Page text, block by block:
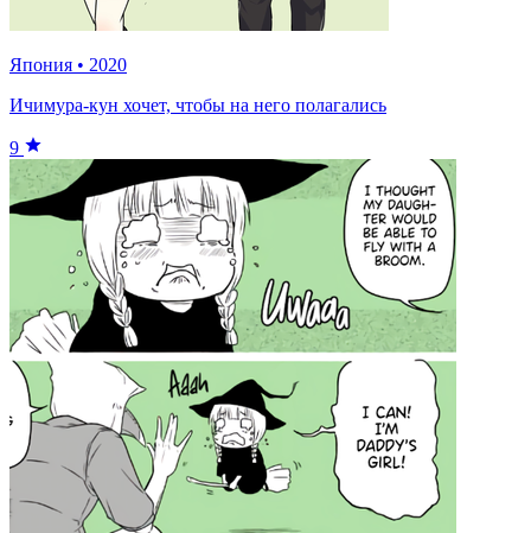
Япония • 2020
Ичимура-кун хочет, чтобы на него полагались
9